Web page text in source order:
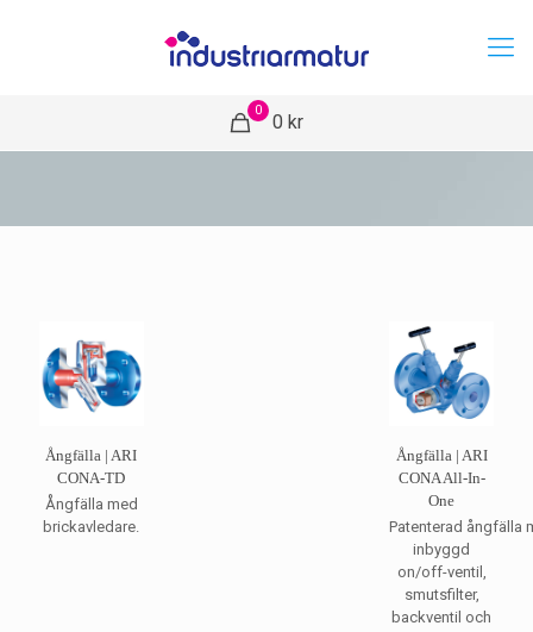
0
0 kr
Ångfälla | ARI
CONA-TD
Ångfälla med
brickavledare.
Ångfälla | ARI
CONA All-In-
One
Patenterad ångfälla
inbyggd
on/off-ventil,
smutsfilter,
backventil och